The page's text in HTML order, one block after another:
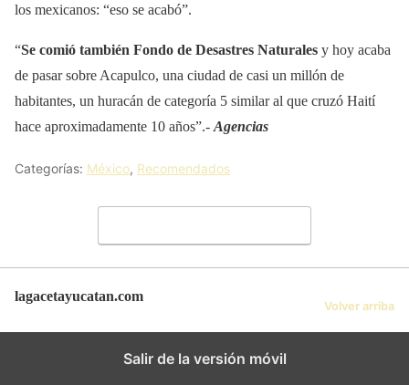
los mexicanos: “eso se acabó”.
“Se comió también Fondo de Desastres Naturales y hoy acaba
de pasar sobre Acapulco, una ciudad de casi un millón de
habitantes, un huracán de categoría 5 similar al que cruzó Haití
hace aproximadamente 10 años”.- Agencias
Categorías: México, Recomendados
lagacetayucatan.com
Volver arriba
Salir de la versión móvil